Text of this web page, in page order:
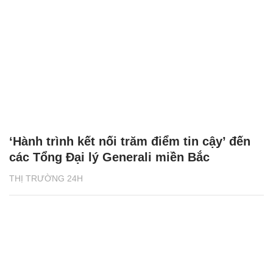
THỊ TRƯỜNG 24H
‘Hành trình kết nối trăm điểm tin cậy’ đến
các Tổng Đại lý Generali miền Bắc